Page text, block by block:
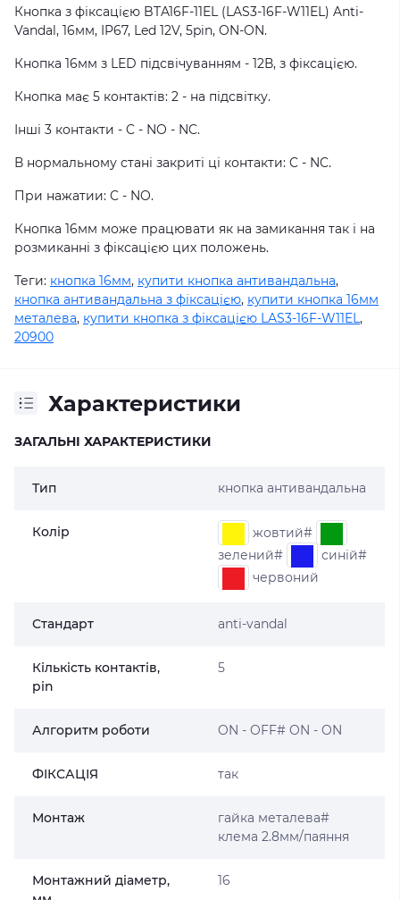
Кнопка з фіксацією BTA16F-11EL (LAS3-16F-W11EL) Anti-
Vandal, 16мм, IP67, Led 12V, 5pin, ON-ON.
Кнопка 16мм з LED підсвічуванням - 12В, з фіксацією.
Кнопка має 5 контактів: 2 - на підсвітку.
Інші 3 контакти - C - NO - NC.
В нормальному стані закриті ці контакти: C - NC.
При нажатии: C - NO.
Кнопка 16мм може працювати як на замикання так і на
розмиканні з фіксацією цих положень.
Теги: кнопка 16мм, купити кнопка антивандальна,
кнопка антивандальна з фіксацією, купити кнопка 16мм
металева, купити кнопка з фіксацією LAS3-16F-W11EL,
20900
Характеристики
ЗАГАЛЬНІ ХАРАКТЕРИСТИКИ
Тип кнопка антивандальна
Колір
жовтий#
зелений#
синій#
червоний
Стандарт anti-vandal
Кількість контактів,
pin
5
Алгоритм роботи ON - OFF# ON - ON
ФІКСАЦІЯ так
Монтаж
гайка металева#
клема 2.8мм/паяння
Монтажний діаметр,
16